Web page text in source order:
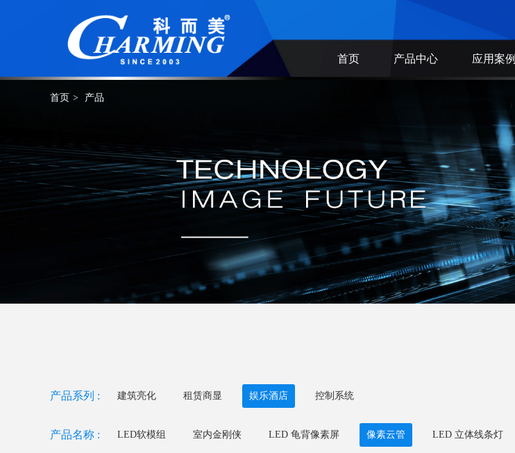
首页 产品中心 应用案例
首页 > 产品
产品系列 : 建筑亮化 租赁商显 娱乐酒店 控制系统
产品名称 : LED软模组 室内金刚侠 LED 龟背像素屏 像素云管 LED 立体线条灯